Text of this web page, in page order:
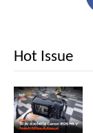
Hot Issue